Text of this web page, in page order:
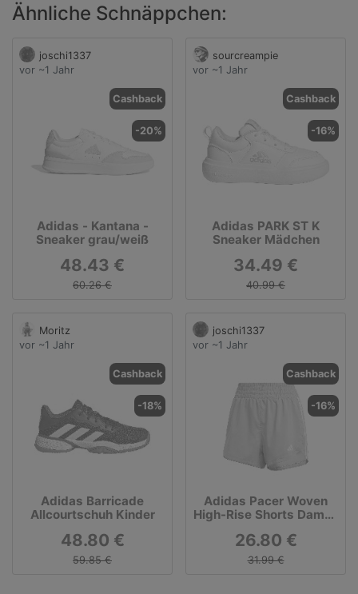
Ähnliche Schnäppchen:
joschi1337
vor ~1 Jahr
Cashback
-20%
Adidas - Kantana -
Sneaker grau/weiß
48.43 €
60.26 €
sourcreampie
vor ~1 Jahr
Cashback
-16%
Adidas PARK ST K
Sneaker Mädchen
34.49 €
40.99 €
Moritz
vor ~1 Jahr
Cashback
-18%
Adidas Barricade
Allcourtschuh Kinder
48.80 €
59.85 €
joschi1337
vor ~1 Jahr
Cashback
-16%
Adidas Pacer Woven
High-Rise Shorts Damen
26.80 €
31.99 €